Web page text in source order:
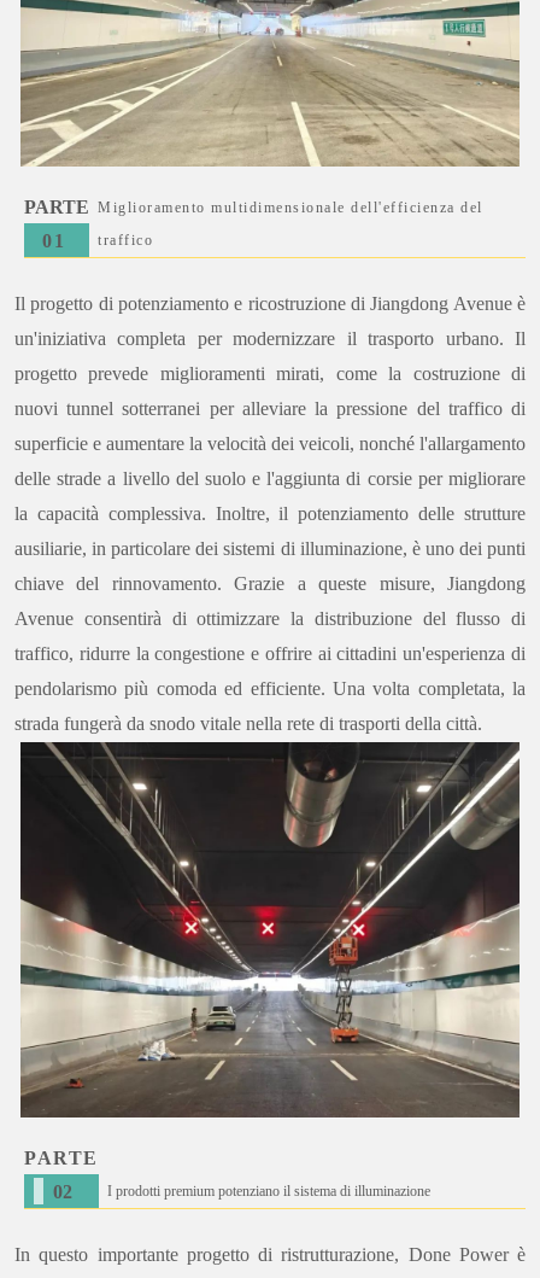
PARTE
01
Miglioramento multidimensionale dell'efficienza del
traffico
Il progetto di potenziamento e ricostruzione di Jiangdong Avenue è
un'iniziativa completa per modernizzare il trasporto urbano. Il
progetto prevede miglioramenti mirati, come la costruzione di
nuovi tunnel sotterranei per alleviare la pressione del traffico di
superficie e aumentare la velocità dei veicoli, nonché l'allargamento
delle strade a livello del suolo e l'aggiunta di corsie per migliorare
la capacità complessiva. Inoltre, il potenziamento delle strutture
ausiliarie, in particolare dei sistemi di illuminazione, è uno dei punti
chiave del rinnovamento. Grazie a queste misure, Jiangdong
Avenue consentirà di ottimizzare la distribuzione del flusso di
traffico, ridurre la congestione e offrire ai cittadini un'esperienza di
pendolarismo più comoda ed efficiente. Una volta completata, la
strada fungerà da snodo vitale nella rete di trasporti della città.
PARTE
02 I prodotti premium potenziano il sistema di illuminazione
In questo importante progetto di ristrutturazione, Done Power è